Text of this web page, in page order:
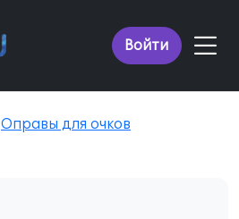
Войти
Оправы для очков